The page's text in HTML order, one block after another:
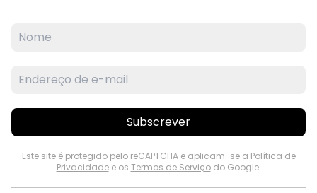
Subscrever
Este site é protegido pelo reCAPTCHA e aplicam-se a Política de
Privacidadee os Termos de Serviçodo Google.